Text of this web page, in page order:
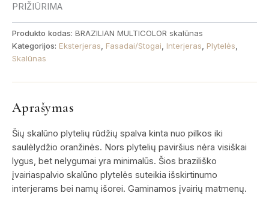
PRIŽIŪRIMA
Produkto kodas: BRAZILIAN MULTICOLOR skalūnas
Kategorijos: Eksterjeras Fasadai/Stogai Interjeras Plytelės
Skalūnas
Aprašymas
Šių skalūno plytelių rūdžių spalva kinta nuo pilkos iki
saulėlydžio oranžinės. Nors plytelių paviršius nėra visiškai
lygus, bet nelygumai yra minimalūs. Šios braziliško
įvairiaspalvio skalūno plytelės suteikia išskirtinumo
interjerams bei namų išorei. Gaminamos įvairių matmenų.